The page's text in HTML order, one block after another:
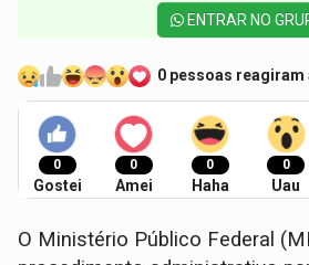
ENTRAR NO
0 pessoas reagiram
0
Gostei
0
Amei
0
Haha
0
Uau
O Ministério Público Federal